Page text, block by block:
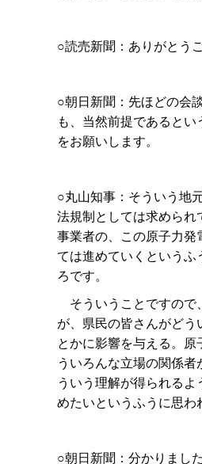
○読売新聞：ありがとう
○朝日新聞：先ほどの会
も、当然前提であると
をお願いします。
○丸山知事：そういう地
法規制としては求めら
事業者の、この原子力
ては進めていくという
ろです。
そういうことですので
が、県民の皆さんがど
とかに影響を与える。
ういろんな立場の関係
ういう理解が得られる
めたいというふうに思わ
○朝日新聞：分かりまし